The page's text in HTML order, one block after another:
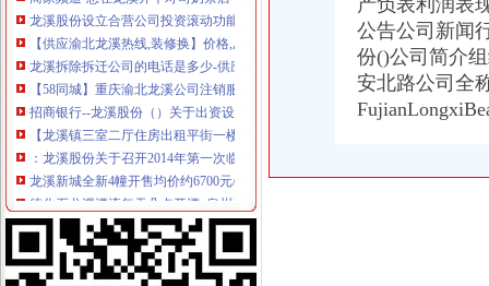
【供应渝北龙溪热线,装修换】价格,厂家
龙溪拆除拆迁公司的电话是多少-供应信息-环球经贸网
【58同城】重庆渝北龙溪公司注销服务_公司注销代理_公司注销费用
招商银行--龙溪股份（）关于出资设立全资子公司的公告
【龙溪镇三室二厅住房出租平街一楼适于开公司做库房和宿舍】第一时
：龙溪股份关于召开2014年第一次临时股东大会的通知_龙溪
龙溪新城全新4幢开售均价约6700元/平（图）-导购-江门乐居网
德化石龙溪漂流每天几点开漂_泉州周边游_欣欣旅游网
我在龙溪工地开人货梯,2016欠我一千元,2017年一分工资没拿到-免
龙溪股份：2016年度责任报告_搜狐财经_搜狐网
22日龙溪股份开收盘预测-龙溪股份（）股吧-和讯股吧
没有战略投资者,龙溪这垃圾决定自己开干种关节轴承项目_龙溪股
产负表利润表
公告公司新闻
份()公司简介
安北路公司全